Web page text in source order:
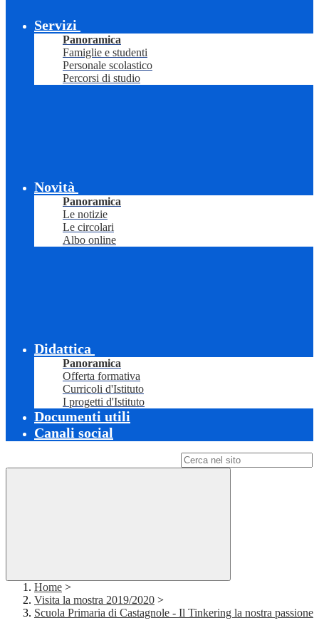
Servizi
Panoramica
Famiglie e studenti
Personale scolastico
Percorsi di studio
Novità
Panoramica
Le notizie
Le circolari
Albo online
Didattica
Panoramica
Offerta formativa
Curricoli d'Istituto
I progetti d'Istituto
Documenti utili
Canali social
Home >
Visita la mostra 2019/2020 >
Scuola Primaria di Castagnole - Il Tinkering la nostra passione